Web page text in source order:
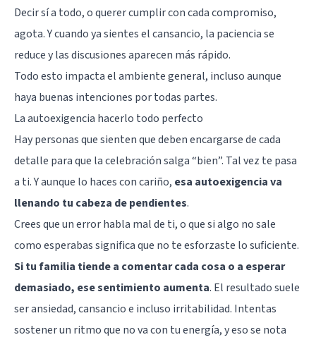
Decir sí a todo, o querer cumplir con cada compromiso,
agota. Y cuando ya sientes el cansancio, la paciencia se
reduce y las discusiones aparecen más rápido.
Todo esto impacta el ambiente general, incluso aunque
haya buenas intenciones por todas partes.
La autoexigencia hacerlo todo perfecto
Hay personas que sienten que deben encargarse de cada
detalle para que la celebración salga “bien”. Tal vez te pasa
a ti. Y aunque lo haces con cariño, esa autoexigencia va
llenando tu cabeza de pendientes.
Crees que un error habla mal de ti, o que si algo no sale
como esperabas significa que no te esforzaste lo suficiente.
Si tu familia tiende a comentar cada cosa o a esperar
demasiado, ese sentimiento aumenta. El resultado suele
seransiedad, cansancio e incluso irritabilidad. Intentas
sostener un ritmo que no va con tu energía, y eso se nota